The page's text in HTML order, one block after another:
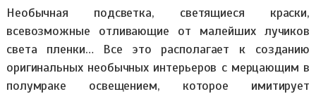
Необычная подсветка, светящиеся краски,
всевозможные отливающие от малейших лучиков
света пленки… Все это располагает к созданию
оригинальных необычных интерьеров с мерцающим в
полумраке освещением, которое имитирует